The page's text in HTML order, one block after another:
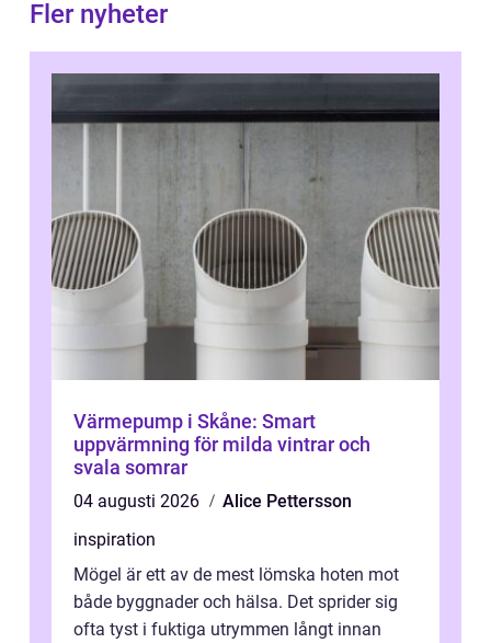
Fler nyheter
Värmepump i Skåne: Smart
uppvärmning för milda vintrar och
svala somrar
04 augusti 2026
Alice Pettersson
inspiration
Mögel är ett av de mest lömska hoten mot
både byggnader och hälsa. Det sprider sig
ofta tyst i fuktiga utrymmen långt innan